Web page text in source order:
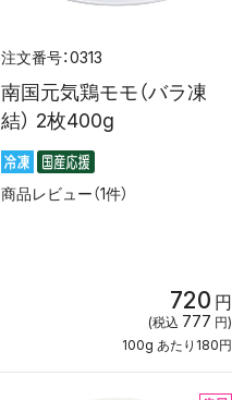
0313
南国元気鶏モモ（バラ凍
結） 2枚400g
商品レビュー（1件）
720 円
(税込 777 円)
100g あたり180円